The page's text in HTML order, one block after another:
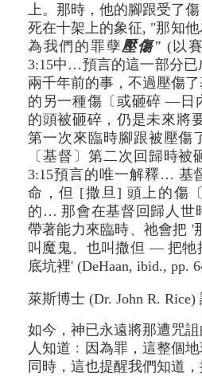
上。那時，他的腳跟受了
死在十架上的象征, "那知他
為我們的罪孽壓傷" (以
3:15中…預言的這一部分已
兩千年前的事，不過壓傷
的另一種傷〔或砸碎 —日
的頭被砸碎，仍是未來將
第一次來臨時腳跟被壓傷
〔基督〕第二次回歸時
3:15預言的唯一解釋… 基
命，但 [撒旦] 頭上的傷
的… 那會在基督回歸人世
帶著能力來臨時、祂會把
叫魔鬼、也叫撒但 — 把牠
底坑裡' (DeHaan, ibid., pp.
萊斯博士 (Dr. John R. Rice)
如今，神已永遠將那遭咒
人知道﹕因為罪，這整個
同時，這也提醒我們知道